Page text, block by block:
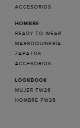
ACCESORIOS
HOMBRE
READY TO WEAR
MARROQUINERÍA
ZAPATOS
ACCESORIOS
LOOKBOOK
MUJER FW26
HOMBRE FW26